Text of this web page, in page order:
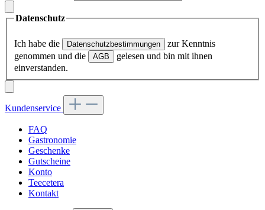
Datenschutz
Ich habe die Datenschutzbestimmungen
zur Kenntnis
genommen und die
AGB
gelesen und bin mit ihnen
einverstanden.
Kundenservice
FAQ
Gastronomie
Geschenke
Gutscheine
Konto
Teecetera
Kontakt